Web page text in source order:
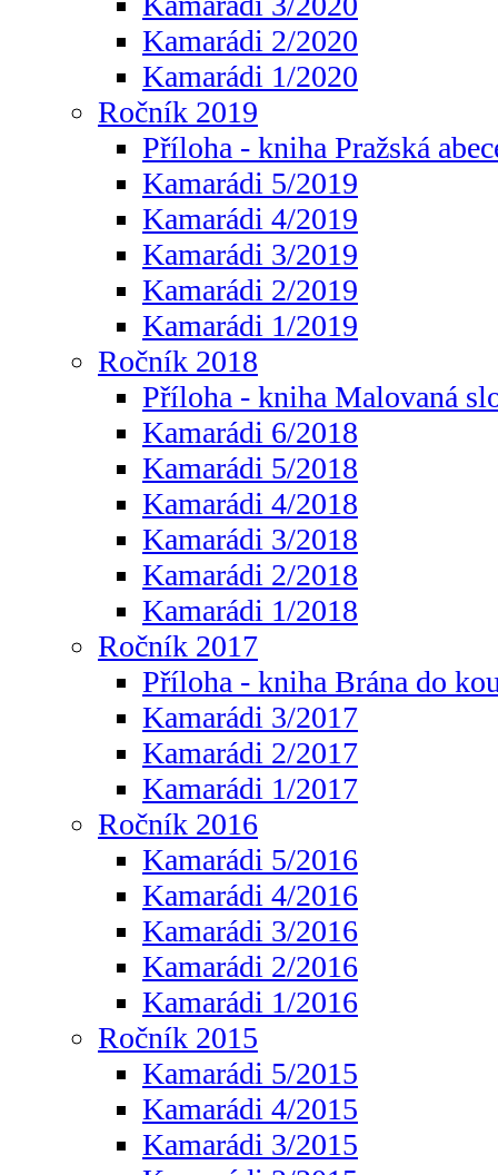
Kamarádi 2/2020
Kamarádi 1/2020
Ročník 2019
Příloha - kniha Pražská
Kamarádi 5/2019
Kamarádi 4/2019
Kamarádi 3/2019
Kamarádi 2/2019
Kamarádi 1/2019
Ročník 2018
Příloha - kniha Malovaná
Kamarádi 6/2018
Kamarádi 5/2018
Kamarádi 4/2018
Kamarádi 3/2018
Kamarádi 2/2018
Kamarádi 1/2018
Ročník 2017
Příloha - kniha Brána do
Kamarádi 3/2017
Kamarádi 2/2017
Kamarádi 1/2017
Ročník 2016
Kamarádi 5/2016
Kamarádi 4/2016
Kamarádi 3/2016
Kamarádi 2/2016
Kamarádi 1/2016
Ročník 2015
Kamarádi 5/2015
Kamarádi 4/2015
Kamarádi 3/2015